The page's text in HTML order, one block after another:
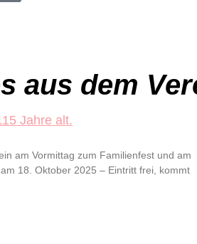
aus dem
Jahre alt.
am Vormittag zum Familienfest und am
18. Oktober 2025 – Eintritt frei, kommt